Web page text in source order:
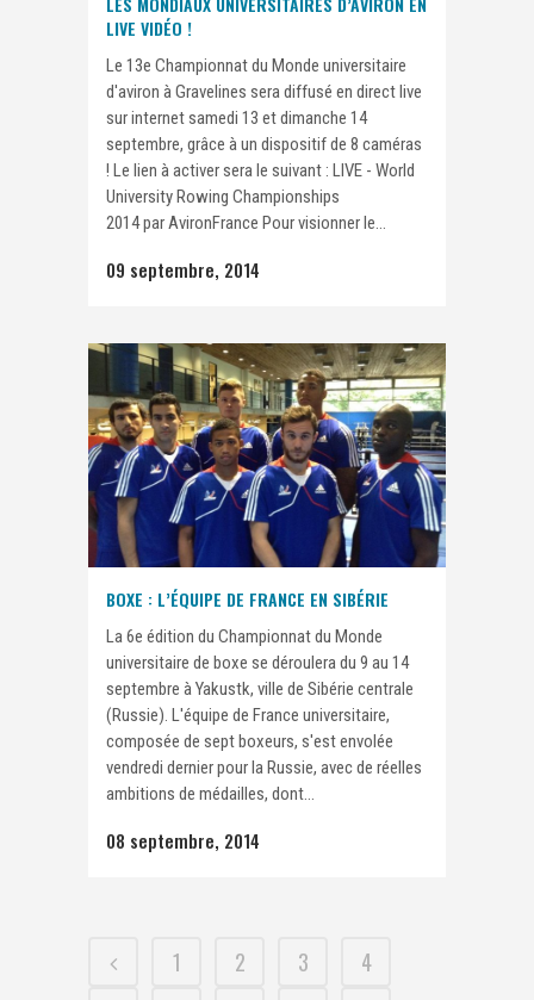
LIVE VIDÉO !
Le 13e Championnat du Monde universitaire
d'aviron à Gravelines sera diffusé en direct live
sur internet samedi 13 et dimanche 14
septembre, grâce à un dispositif de 8 caméras
! Le lien à activer sera le suivant : LIVE - World
University Rowing Championships
2014 par AvironFrance Pour visionner le...
09 septembre, 2014
BOXE : L’ÉQUIPE DE FRANCE EN SIBÉRIE
La 6e édition du Championnat du Monde
universitaire de boxe se déroulera du 9 au 14
septembre à Yakustk, ville de Sibérie centrale
(Russie). L'équipe de France universitaire,
composée de sept boxeurs, s'est envolée
vendredi dernier pour la Russie, avec de réelles
ambitions de médailles, dont...
08 septembre, 2014
1 2 3
4